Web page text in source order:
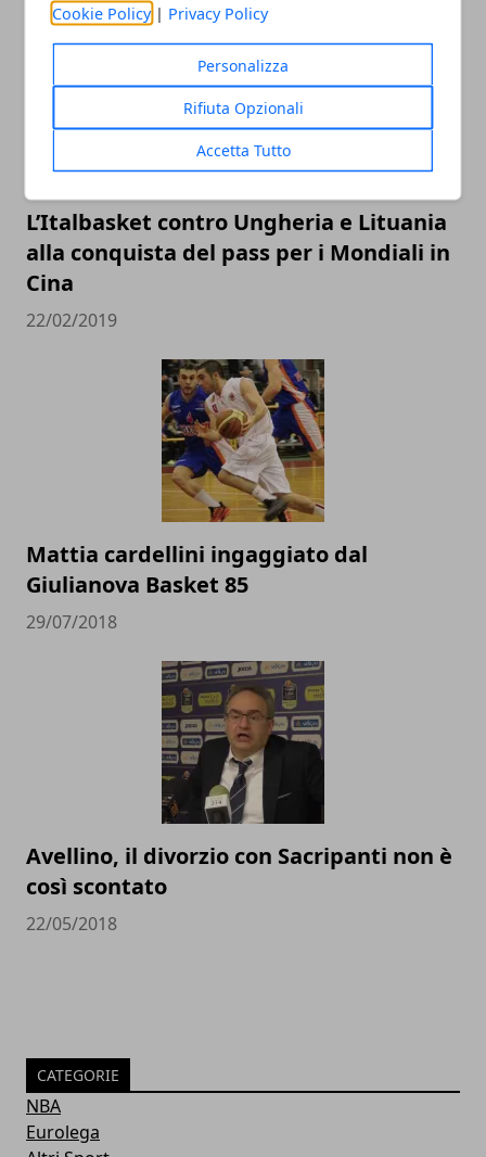
Cookie Policy | Privacy Policy
Personalizza
Rifiuta Opzionali
Accetta Tutto
L’Italbasket contro Ungheria e Lituania
alla conquista del pass per i Mondiali in
Cina
22/02/2019
Mattia cardellini ingaggiato dal
Giulianova Basket 85
29/07/2018
Avellino, il divorzio con Sacripanti non è
così scontato
22/05/2018
CATEGORIE
NBA
Eurolega